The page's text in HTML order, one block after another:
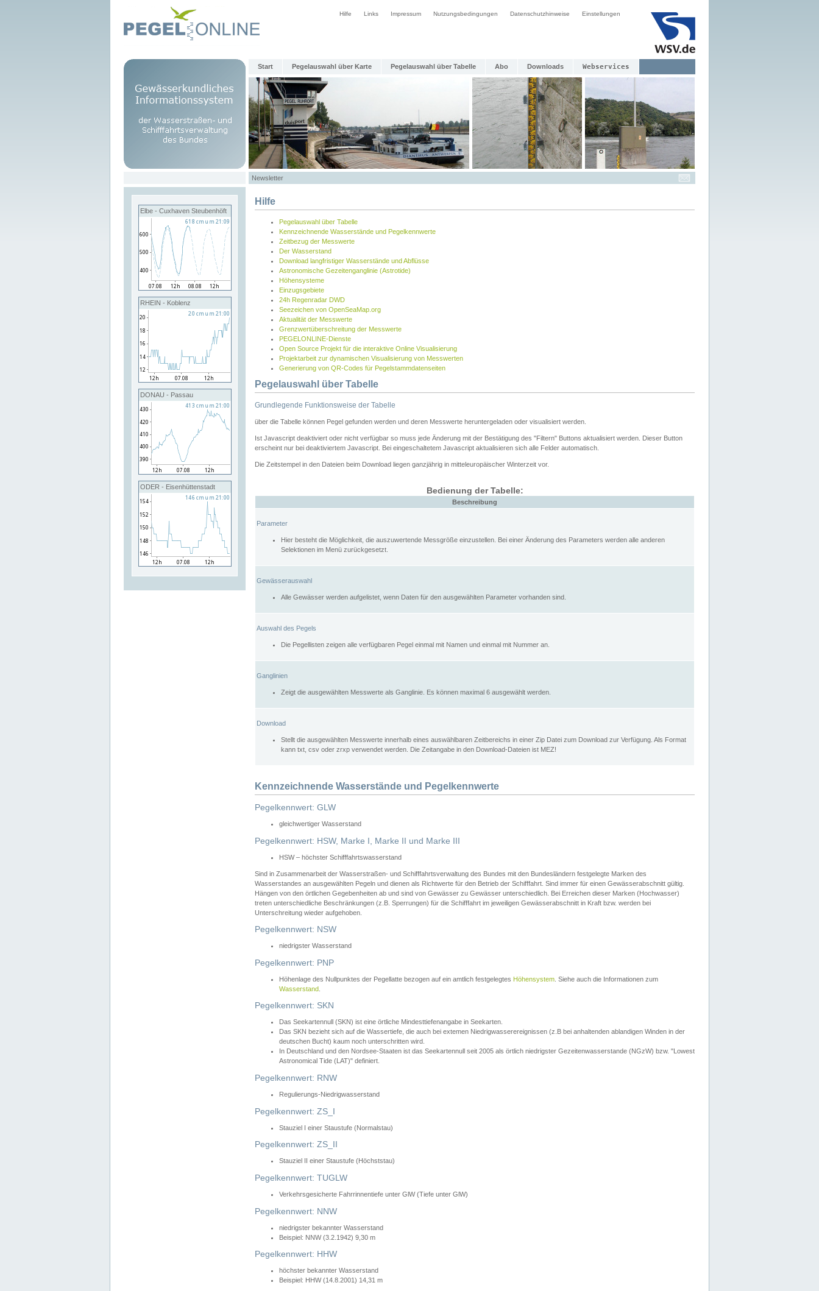
Hilfe Links Impressum Nutzungsbedingungen Datenschutzhinweise Einstellungen
Start Pegelauswahl über Karte Pegelauswahl über Tabelle Abo Downloads Webservices
Newsletter
Elbe - Cuxhaven Steubenhöft
RHEIN - Koblenz
DONAU - Passau
ODER - Eisenhüttenstadt
Hilfe
Pegelauswahl über Tabelle
Kennzeichnende Wasserstände und Pegelkennwerte
Zeitbezug der Messwerte
Der Wasserstand
Download langfristiger Wasserstände und Abflüsse
Astronomische Gezeitenganglinie (Astrotide)
Höhensysteme
Einzugsgebiete
24h Regenradar DWD
Seezeichen von OpenSeaMap.org
Aktualität der Messwerte
Grenzwertüberschreitung der Messwerte
PEGELONLINE-Dienste
Open Source Projekt für die interaktive Online Visualisierung
Projektarbeit zur dynamischen Visualisierung von Messwerten
Generierung von QR-Codes für Pegelstammdatenseiten
Pegelauswahl über Tabelle
Grundlegende Funktionsweise der Tabelle
über die Tabelle können Pegel gefunden werden und deren Messwerte heruntergeladen oder visualisiert werden.
Ist Javascript deaktiviert oder nicht verfügbar so muss jede Änderung mit der Bestätigung des "Filtern" Buttons aktualisiert werden. Dieser Button
erscheint nur bei deaktiviertem Javascript. Bei eingeschaltetem Javascript aktualisieren sich alle Felder automatisch.
Die Zeitstempel in den Dateien beim Download liegen ganzjährig in mitteleuropäischer Winterzeit vor.
Bedienung der Tabelle:
Beschreibung
Parameter
Hier besteht die Möglichkeit, die auszuwertende Messgröße einzustellen. Bei einer Änderung des Parameters werden alle anderen
Selektionen im Menü zurückgesetzt.
Gewässerauswahl
Alle Gewässer werden aufgelistet, wenn Daten für den ausgewählten Parameter vorhanden sind.
Auswahl des Pegels
Die Pegellisten zeigen alle verfügbaren Pegel einmal mit Namen und einmal mit Nummer an.
Ganglinien
Zeigt die ausgewählten Messwerte als Ganglinie. Es können maximal 6 ausgewählt werden.
Download
Stellt die ausgewählten Messwerte innerhalb eines auswählbaren Zeitbereichs in einer Zip Datei zum Download zur Verfügung. Als Format
kann txt, csv oder zrxp verwendet werden. Die Zeitangabe in den Download-Dateien ist MEZ!
Kennzeichnende Wasserstände und Pegelkennwerte
Pegelkennwert: GLW
gleichwertiger Wasserstand
Pegelkennwert: HSW, Marke I, Marke II und Marke III
HSW – höchster Schifffahrtswasserstand
Sind in Zusammenarbeit der Wasserstraßen- und Schifffahrtsverwaltung des Bundes mit den Bundesländern festgelegte Marken des
Wasserstandes an ausgewählten Pegeln und dienen als Richtwerte für den Betrieb der Schifffahrt. Sind immer für einen Gewässerabschnitt gültig.
Hängen von den örtlichen Gegebenheiten ab und sind von Gewässer zu Gewässer unterschiedlich. Bei Erreichen dieser Marken (Hochwasser)
treten unterschiedliche Beschränkungen (z.B. Sperrungen) für die Schifffahrt im jeweiligen Gewässerabschnitt in Kraft bzw. werden bei
Unterschreitung wieder aufgehoben.
Pegelkennwert: NSW
niedrigster Wasserstand
Pegelkennwert: PNP
Höhenlage des Nullpunktes der Pegellatte bezogen auf ein amtlich festgelegtes Höhensystem . Siehe auch die Informationen zum
Wasserstand
Pegelkennwert: SKN
Das Seekartennull (SKN) ist eine örtliche Mindesttiefenangabe in Seekarten.
Das SKN bezieht sich auf die Wassertiefe, die auch bei extemen Niedrigwasserereignissen (z.B bei anhaltenden ablandigen Winden in der
deutschen Bucht) kaum noch unterschritten wird.
In Deutschland und den Nordsee-Staaten ist das Seekartennull seit 2005 als örtlich niedrigster Gezeitenwasserstande (NGzW) bzw. "Lowest
Astronomical Tide (LAT)" definiert.
Pegelkennwert: RNW
Regulierungs-Niedrigwasserstand
Pegelkennwert: ZS_I
Stauziel I einer Staustufe (Normalstau)
Pegelkennwert: ZS_II
Stauziel II einer Staustufe (Höchststau)
Pegelkennwert: TUGLW
Verkehrsgesicherte Fahrrinnentiefe unter GlW (Tiefe unter GlW)
Pegelkennwert: NNW
niedrigster bekannter Wasserstand
Beispiel: NNW (3.2.1942) 9,30 m
Pegelkennwert: HHW
höchster bekannter Wasserstand
Beispiel: HHW (14.8.2001) 14,31 m